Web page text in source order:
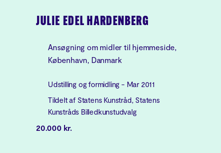
JULIE EDEL HARDENBERG
Ansøgning om midler til hjemmeside,
København, Danmark
Udstilling og formidling - Mar 2011
Tildelt af Statens Kunstråd, Statens
Kunstråds Billedkunstudvalg
20.000 kr.